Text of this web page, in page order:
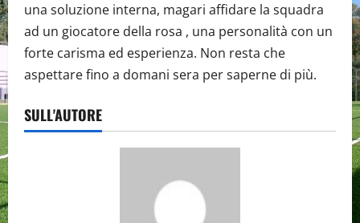
una soluzione interna, magari affidare la squadra
ad un giocatore della rosa , una personalità con un
forte carisma ed esperienza. Non resta che
aspettare fino a domani sera per saperne di più.
SULL'AUTORE